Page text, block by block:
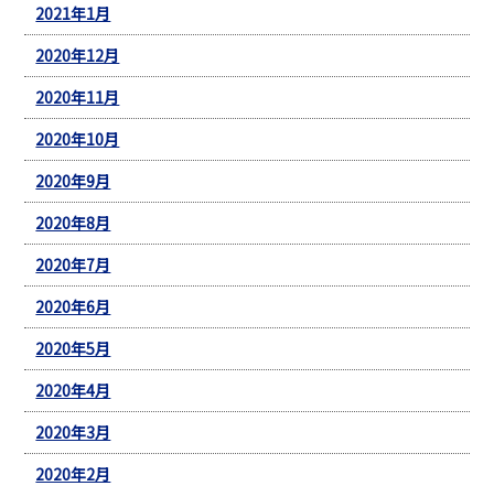
2021年1月
2020年12月
2020年11月
2020年10月
2020年9月
2020年8月
2020年7月
2020年6月
2020年5月
2020年4月
2020年3月
2020年2月